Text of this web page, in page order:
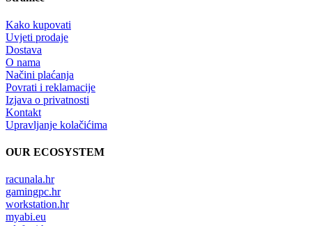
Kako kupovati
Uvjeti prodaje
Dostava
O nama
Načini plaćanja
Povrati i reklamacije
Izjava o privatnosti
Kontakt
Upravljanje kolačićima
OUR ECOSYSTEM
racunala.hr
gamingpc.hr
workstation.hr
myabi.eu